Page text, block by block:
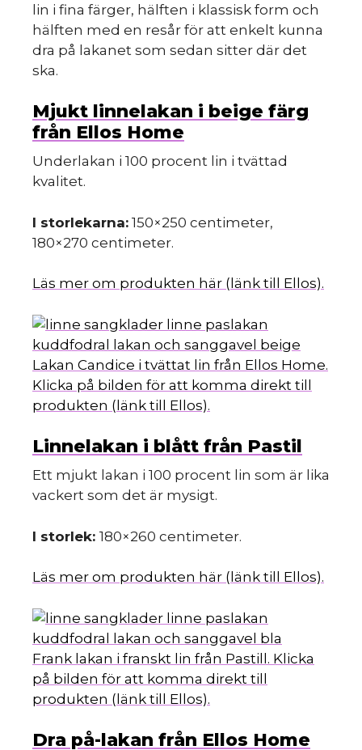
lin i fina färger, hälften i klassisk form och
hälften med en resår för att enkelt kunna
dra på lakanet som sedan sitter där det
ska.
Mjukt linnelakan i beige färg
från Ellos Home
Underlakan i 100 procent lin i tvättad
kvalitet.
I storlekarna: 150×250 centimeter,
180×270 centimeter.
Läs mer om produkten här (länk till Ellos).
Lakan Candice i tvättat lin från Ellos Home.
Klicka på bilden för att komma direkt till
produkten (länk till Ellos).
Linnelakan i blått från Pastil
Ett mjukt lakan i 100 procent lin som är lika
vackert som det är mysigt.
I storlek: 180×260 centimeter.
Läs mer om produkten här (länk till Ellos).
Frank lakan i franskt lin från Pastill. Klicka
på bilden för att komma direkt till
produkten (länk till Ellos).
Dra på-lakan från Ellos Home